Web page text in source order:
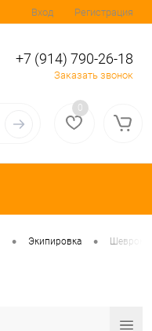
Вход Регистрация
+7 (914) 790-26-18
Заказать звонок
0
• Экипировка • Шевроны